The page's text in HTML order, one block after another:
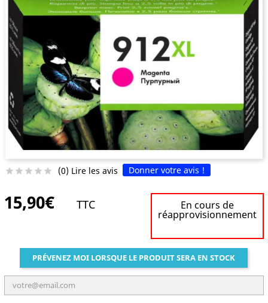
     (0) Lire les avis Donner votre avis !
15,90€ TTC En cours de
réapprovisionnement
PRÉVENEZ MOI LORSQUE LE PRODUIT SERA EN STOCK